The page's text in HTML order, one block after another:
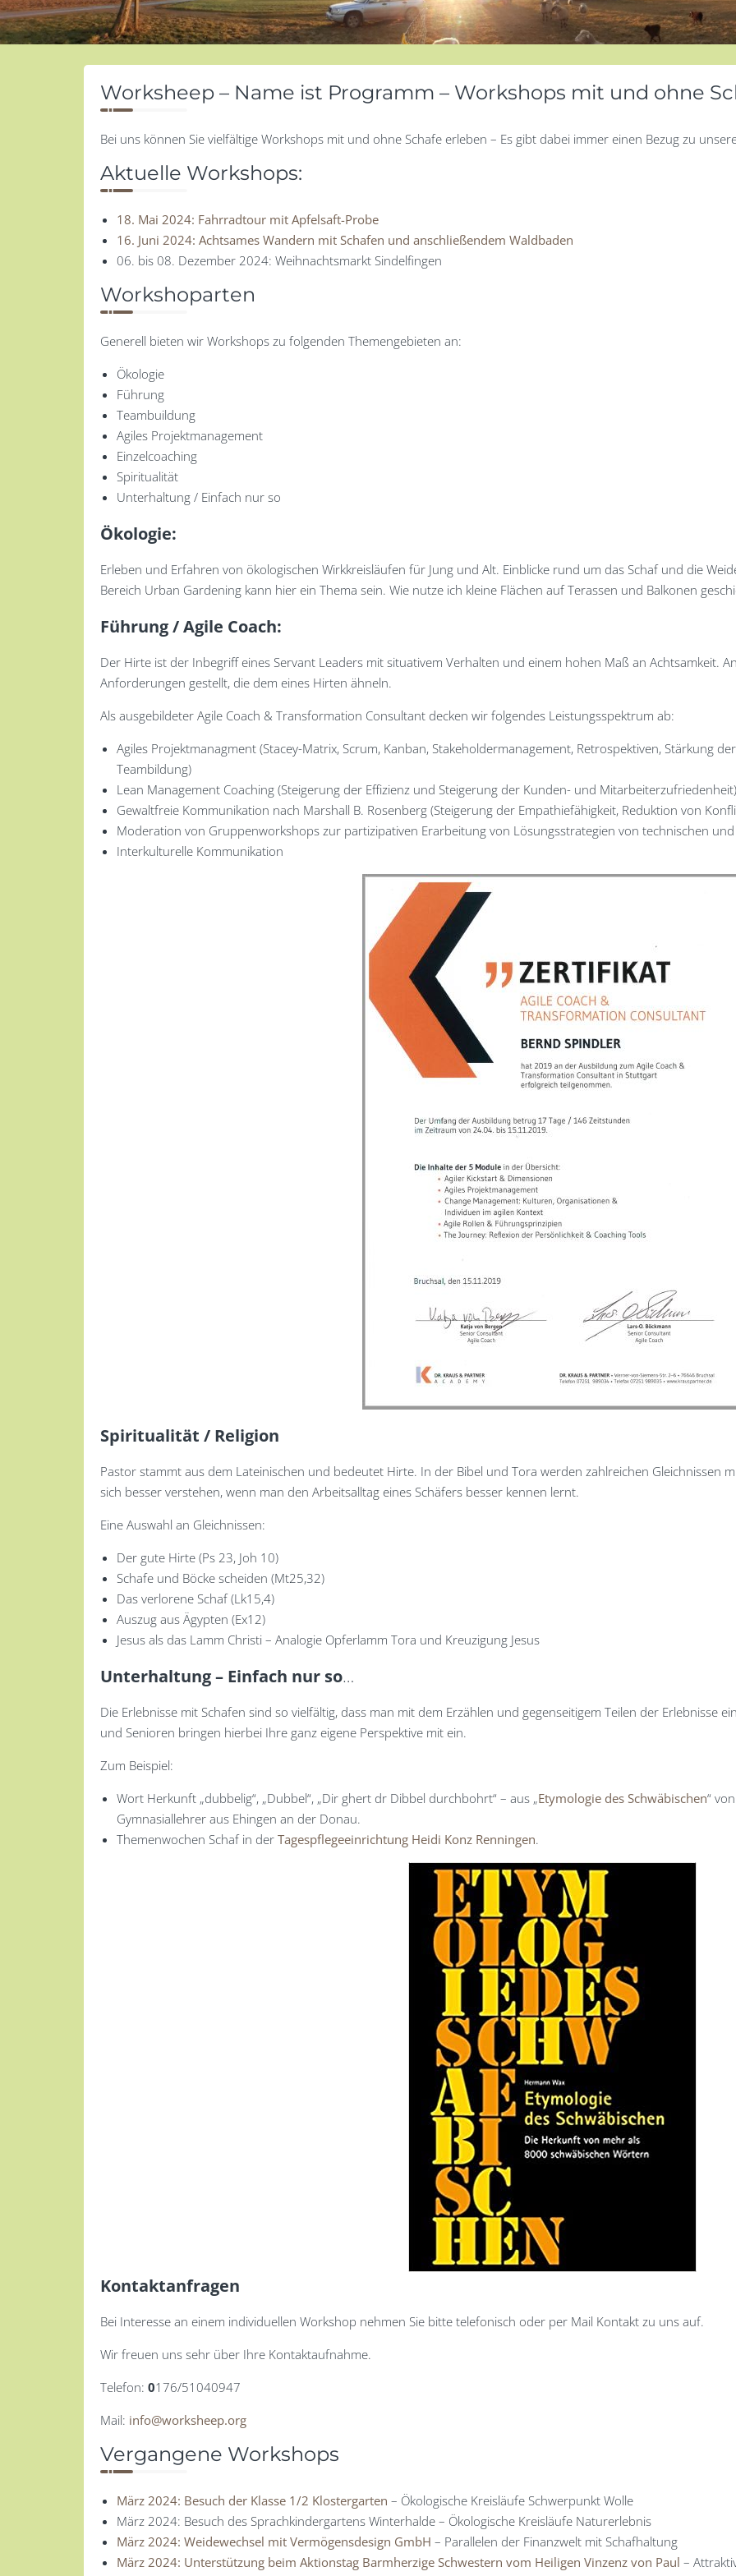
Worksheep – Name ist Programm – Workshops mit und ohne
Bei uns können Sie vielfältige Workshops mit und ohne Schafe erleben – Es gibt dabei immer einen Bezug zu
Aktuelle Workshops:
18. Mai 2024: Fahrradtour mit Apfelsaft-Probe
16. Juni 2024: Achtsames Wandern mit Schafen und anschließendem Waldbaden
06. bis 08. Dezember 2024: Weihnachtsmarkt Sindelfingen
Workshoparten
Generell bieten wir Workshops zu folgenden Themengebieten an:
Ökologie
Führung
Teambuildung
Agiles Projektmanagement
Einzelcoaching
Spiritualität
Unterhaltung / Einfach nur so
Ökologie:
Erleben und Erfahren von ökologischen Wirkkreisläufen für Jung und Alt. Einblicke rund um das Schaf und die
Bereich Urban Gardening kann hier ein Thema sein. Wie nutze ich kleine Flächen auf Terassen und Balkonen
Führung / Agile Coach:
Der Hirte ist der Inbegriff eines Servant Leaders mit situativem Verhalten und einem hohen Maß an Achtsamkeit.
Anforderungen gestellt, die dem eines Hirten ähneln.
Als ausgebildeter Agile Coach & Transformation Consultant decken wir folgendes Leistungsspektrum ab:
Agiles Projektmanagment (Stacey-Matrix, Scrum, Kanban, Stakeholdermanagement, Retrospektiven, Stärkung
Teambildung)
Lean Management Coaching (Steigerung der Effizienz und Steigerung der Kunden- und Mitarbeiterzufriedenheit)
Gewaltfreie Kommunikation nach Marshall B. Rosenberg (Steigerung der Empathiefähigkeit, Reduktion von
Moderation von Gruppenworkshops zur partizipativen Erarbeitung von Lösungsstrategien von technischen
Interkulturelle Kommunikation
Spiritualität / Religion
Pastor stammt aus dem Lateinischen und bedeutet Hirte. In der Bibel und Tora werden zahlreichen Gleichnissen
sich besser verstehen, wenn man den Arbeitsalltag eines Schäfers besser kennen lernt.
Eine Auswahl an Gleichnissen:
Der gute Hirte (Ps 23, Joh 10)
Schafe und Böcke scheiden (Mt25,32)
Das verlorene Schaf (Lk15,4)
Auszug aus Ägypten (Ex12)
Jesus als das Lamm Christi – Analogie Opferlamm Tora und Kreuzigung Jesus
Unterhaltung – Einfach nur so…
Die Erlebnisse mit Schafen sind so vielfältig, dass man mit dem Erzählen und gegenseitigem Teilen der Erlebnisse
und Senioren bringen hierbei Ihre ganz eigene Perspektive mit ein.
Zum Beispiel:
Wort Herkunft „dubbelig“, „Dubbel“, „Dir ghert dr Dibbel durchbohrt“ – aus „Etymologie des Schwäbischen“
Gymnasiallehrer aus Ehingen an der Donau.
Themenwochen Schaf in der Tagespflegeeinrichtung Heidi Konz Renningen.
Kontaktanfragen
Bei Interesse an einem individuellen Workshop nehmen Sie bitte telefonisch oder per Mail Kontakt zu uns auf.
Wir freuen uns sehr über Ihre Kontaktaufnahme.
Telefon: 0176/51040947
Mail: info@worksheep.org
Vergangene Workshops
März 2024: Besuch der Klasse 1/2 Klostergarten – Ökologische Kreisläufe Schwerpunkt Wolle
März 2024: Besuch des Sprachkindergartens Winterhalde – Ökologische Kreisläufe Naturerlebnis
März 2024: Weidewechsel mit Vermögensdesign GmbH – Parallelen der Finanzwelt mit Schafhaltung
März 2024: Unterstützung beim Aktionstag Barmherzige Schwestern vom Heiligen Vinzenz von Paul –